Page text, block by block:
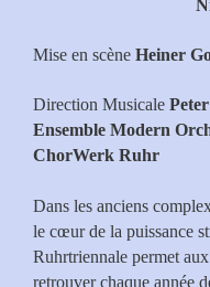
Niklas
Mise en scène Heiner
Direction Musicale
Ensemble Modern
ChorWerk Ruhr
Dans les anciens
le cœur de la puissance
Ruhrtriennale permet
retrouver chaque année